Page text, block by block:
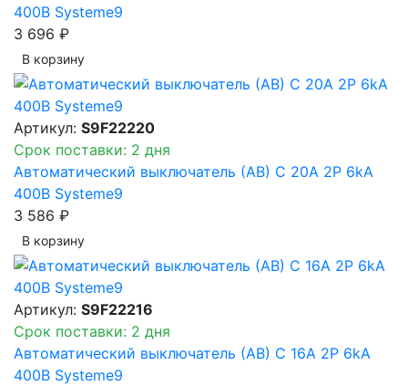
400В Systeme9
3 696 ₽
В корзинy
Артикул: S9F22220
Срок поставки: 2 дня
Автоматический выключатель (АВ) C 20A 2P 6kA
400В Systeme9
3 586 ₽
В корзинy
Артикул: S9F22216
Срок поставки: 2 дня
Автоматический выключатель (АВ) C 16A 2P 6kA
400В Systeme9